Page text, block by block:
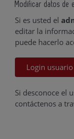
Modificar datos de
Si es usted el
editar la
puede hacerlo
Login usuario
Si desconoce el
contáctenos a